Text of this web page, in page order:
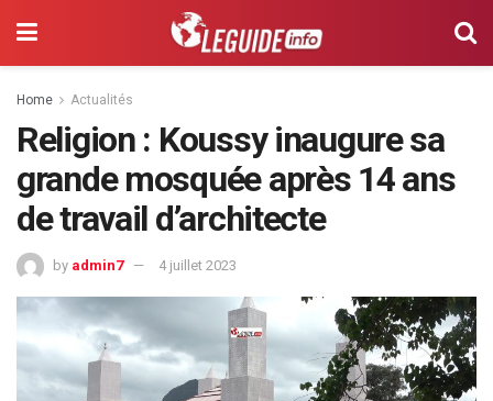
Home Actualités
Religion : Koussy inaugure sa
grande mosquée après 14 ans
de travail d’architecte
by admin7 4 juillet 2023